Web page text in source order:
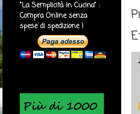
"La Semplicità in Cucina" :
Compra Online senza
spese di spedizione !